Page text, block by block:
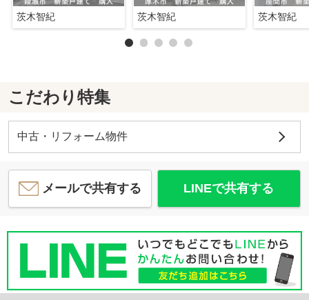
茨木智紀 茨木智紀 茨木智紀
こだわり特集
中古・リフォーム物件
メールで共有する LINEで共有する